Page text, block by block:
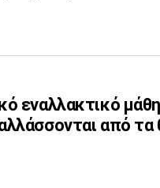
εναλλακτικό
από τα